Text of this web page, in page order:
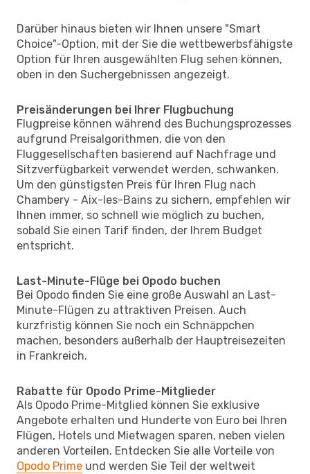
Darüber hinaus bieten wir Ihnen unsere "Smart
Choice"-Option, mit der Sie die wettbewerbsfähigste
Option für Ihren ausgewählten Flug sehen können,
oben in den Suchergebnissen angezeigt.
Preisänderungen bei Ihrer Flugbuchung
Flugpreise können während des Buchungsprozesses
aufgrund Preisalgorithmen, die von den
Fluggesellschaften basierend auf Nachfrage und
Sitzverfügbarkeit verwendet werden, schwanken.
Um den günstigsten Preis für Ihren Flug nach
Chambery - Aix-les-Bains zu sichern, empfehlen wir
Ihnen immer, so schnell wie möglich zu buchen,
sobald Sie einen Tarif finden, der Ihrem Budget
entspricht.
Last-Minute-Flüge bei Opodo buchen
Bei Opodo finden Sie eine große Auswahl an Last-
Minute-Flügen zu attraktiven Preisen. Auch
kurzfristig können Sie noch ein Schnäppchen
machen, besonders außerhalb der Hauptreisezeiten
in Frankreich.
Rabatte für Opodo Prime-Mitglieder
Als Opodo Prime-Mitglied können Sie exklusive
Angebote erhalten und Hunderte von Euro bei Ihren
Flügen, Hotels und Mietwagen sparen, neben vielen
anderen Vorteilen. Entdecken Sie alle Vorteile von
Opodo Prime und werden Sie Teil der weltweit